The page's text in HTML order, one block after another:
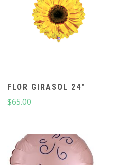
FLOR GIRASOL 24″
$65.00